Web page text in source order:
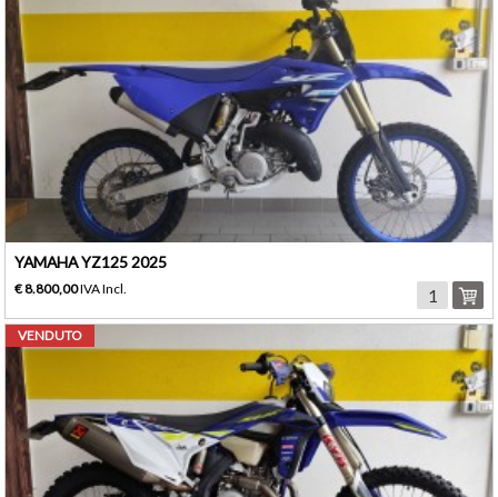
YAMAHA YZ125 2025
€ 8.800,00IVA Incl.
VENDUTO